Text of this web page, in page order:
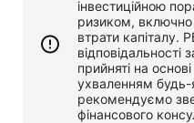
інвестиційною
ризиком, включно
втрати капіталу.
відповідальності
прийняті на
ухваленням будь-
рекомендуємо
фінансового